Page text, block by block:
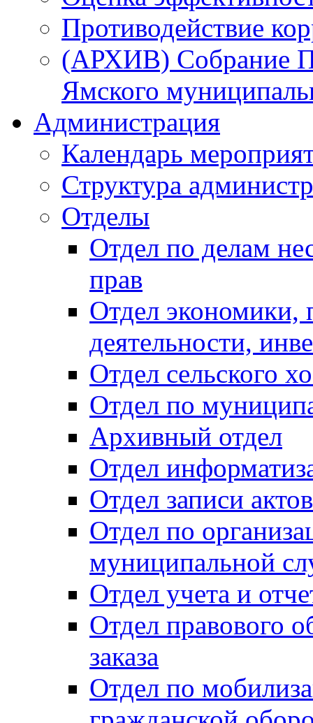
Противодействие
(АРХИВ) Собрание
Ямского
Администрация
Календарь
Структура
Отделы
Отдел по делам
прав
Отдел экономики,
деятельности,
Отдел сельского
Отдел по
Архивный отдел
Отдел
Отдел записи
Отдел по
муниципальной
Отдел учета и
Отдел правового
заказа
Отдел по